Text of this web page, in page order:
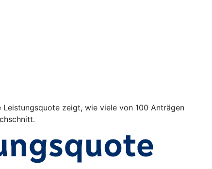
zeigt, wie viele von 100 Anträgen